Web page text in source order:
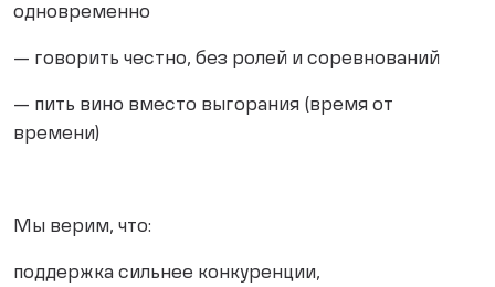
одновременно
— говорить честно, без ролей и соревнований
— пить вино вместо выгорания (время от
времени)
Мы верим, что:
поддержка сильнее конкуренции,